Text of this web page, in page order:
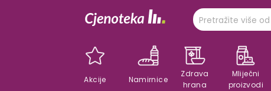
Akcije Namirnice
Zdrava
hrana
Mliječni
proizvodi